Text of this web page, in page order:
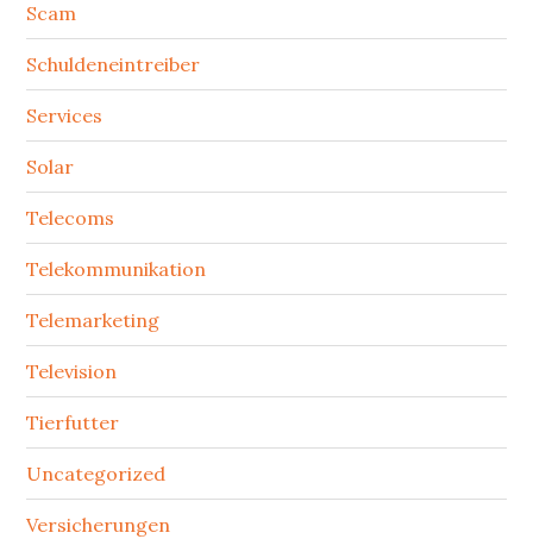
Scam
Schuldeneintreiber
Services
Solar
Telecoms
Telekommunikation
Telemarketing
Television
Tierfutter
Uncategorized
Versicherungen